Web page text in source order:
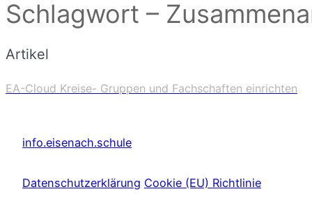
Schlagwort –
Artikel
EA-Cloud Kreise- Gruppen und Fachschaften einrichten
info.eisenach.schule
Datenschutzerklärung Cookie (EU) Richtlinie